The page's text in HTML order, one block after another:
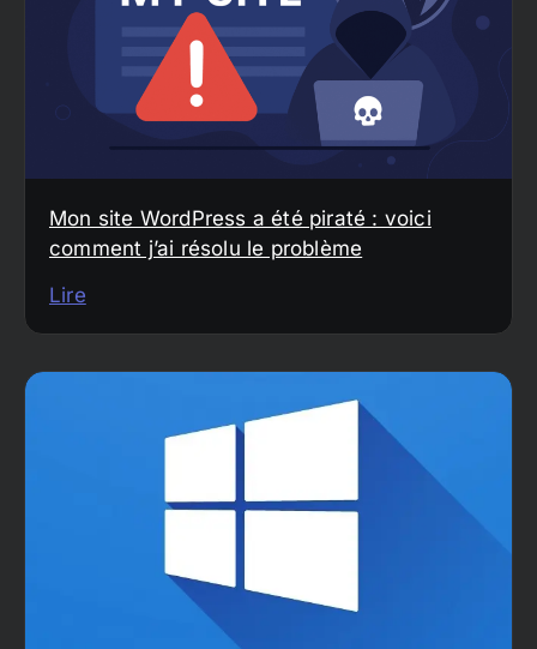
Mon site WordPress a été piraté : voici
comment j’ai résolu le problème
Lire